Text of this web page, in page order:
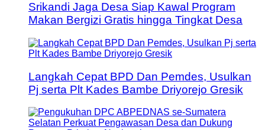
Srikandi Jaga Desa Siap Kawal Program
Makan Bergizi Gratis hingga Tingkat Desa
Langkah Cepat BPD Dan Pemdes, Usulkan
Pj serta Plt Kades Bambe Driyorejo Gresik